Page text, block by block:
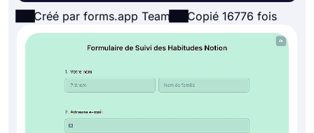
Créé par forms.app Team Copié 16776 fois